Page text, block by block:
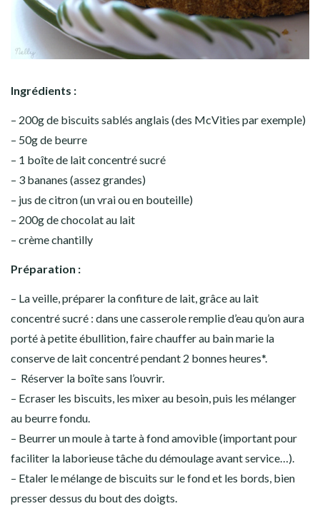
Ingrédients :
– 200g de biscuits sablés anglais (des McVities par exemple)
– 50g de beurre
– 1 boîte de lait concentré sucré
– 3 bananes (assez grandes)
– jus de citron (un vrai ou en bouteille)
– 200g de chocolat au lait
– crème chantilly
Préparation :
– La veille, préparer la confiture de lait, grâce au lait
concentré sucré : dans une casserole remplie d’eau qu’on aura
porté à petite ébullition, faire chauffer au bain marie la
conserve de lait concentré pendant 2 bonnes heures*.
– Réserver la boîte sans l’ouvrir.
– Ecraser les biscuits, les mixer au besoin, puis les mélanger
au beurre fondu.
– Beurrer un moule à tarte à fond amovible (important pour
faciliter la laborieuse tâche du démoulage avant service…).
– Etaler le mélange de biscuits sur le fond et les bords, bien
presser dessus du bout des doigts.